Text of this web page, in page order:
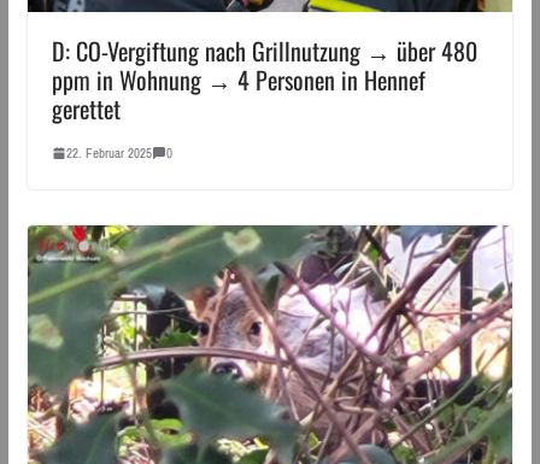
D: CO-Vergiftung nach Grillnutzung → über 480
ppm in Wohnung → 4 Personen in Hennef
gerettet
22. Februar 2025 0